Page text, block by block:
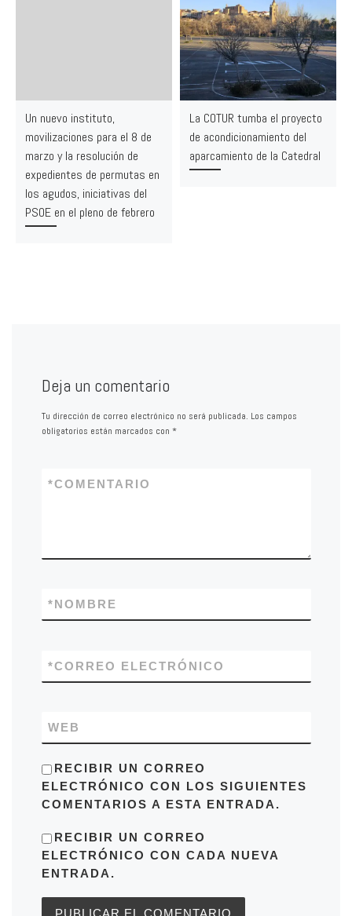
Un nuevo instituto,
movilizaciones para el 8 de
marzo y la resolución de
expedientes de permutas en
los agudos, iniciativas del
PSOE en el pleno de febrero
La COTUR tumba el proyecto
de acondicionamiento del
aparcamiento de la Catedral
Deja un comentario
Tu dirección de correo electrónico no será publicada. Los campos
obligatorios están marcados con *
COMENTARIO
*
NOMBRE
*
CORREO ELECTRÓNICO
*
WEB
RECIBIR UN CORREO
ELECTRÓNICO CON LOS SIGUIENTES
COMENTARIOS A ESTA ENTRADA.
RECIBIR UN CORREO
ELECTRÓNICO CON CADA NUEVA
ENTRADA.